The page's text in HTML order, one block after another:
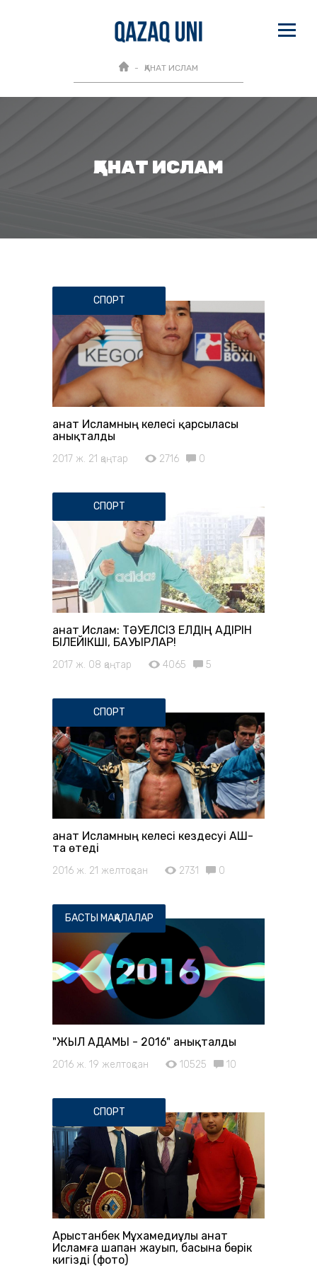
ҚАНАТ ИСЛАМ
ҚАНАТ ИСЛАМ
СПОРТ
Қанат Исламның келесі қарсыласы
анықталды
2017 ж. 21 қаңтар 2716 0
СПОРТ
Қанат Ислам: ТӘУЕЛСІЗ ЕЛДІҢ ҚАДІРІН
БІЛЕЙІКШІ, БАУЫРЛАР!
2017 ж. 08 қаңтар 4065 5
СПОРТ
Қанат Исламның келесі кездесуі АҚШ-
та өтеді
2016 ж. 21 желтоқсан 2731 0
БАСТЫ МАҚАЛАЛАР
"ЖЫЛ АДАМЫ - 2016" анықталды
2016 ж. 19 желтоқсан 10525 10
СПОРТ
Арыстанбек Мұхамедиұлы Қанат
Исламға шапан жауып, басына бөрік
кигізді (фото)